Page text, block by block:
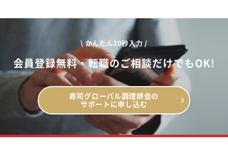
\ かんたん30秒入力 /
会員登録無料・転職のご相談だけでもOK!
寿司グローバル調理師会の
サポートに申し込む